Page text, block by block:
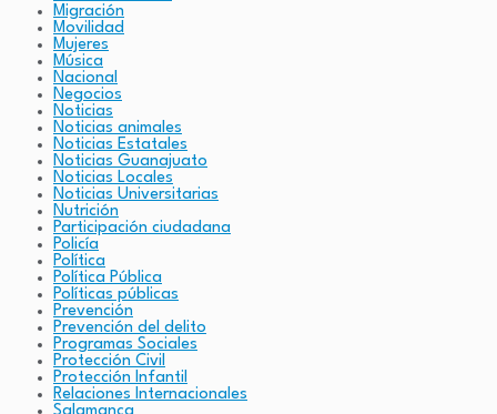
Migración
Movilidad
Mujeres
Música
Nacional
Negocios
Noticias
Noticias animales
Noticias Estatales
Noticias Guanajuato
Noticias Locales
Noticias Universitarias
Nutrición
Participación ciudadana
Policía
Política
Política Pública
Políticas públicas
Prevención
Prevención del delito
Programas Sociales
Protección Civil
Protección Infantil
Relaciones Internacionales